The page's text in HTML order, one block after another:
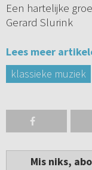
Een hartelijke
Gerard Slurink
Lees meer
klassieke muziek
Mis niks,